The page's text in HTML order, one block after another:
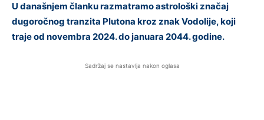
U današnjem članku razmatramo astrološki značaj
dugoročnog tranzita Plutona kroz znak Vodolije, koji
traje od novembra 2024. do januara 2044. godine.
Sadržaj se nastavlja nakon oglasa